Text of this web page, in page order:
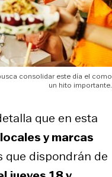
consolidar este día el como
un hito importante.
que en esta
y marcas
que dispondrán de